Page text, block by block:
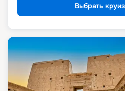
Выбрать круиз